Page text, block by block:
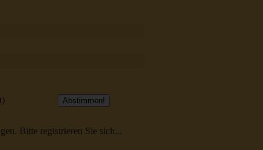
Bitte registrieren Sie sich...